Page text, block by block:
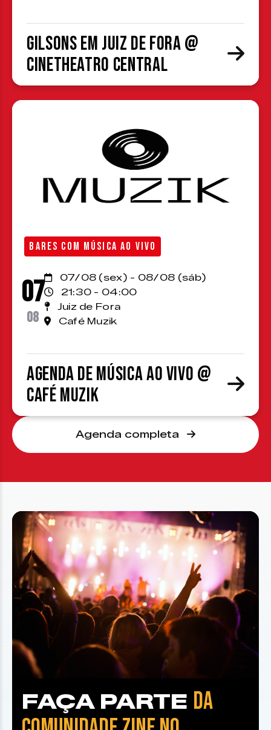
Gilsons em Juiz de Fora @
CineTheatro Central
BARES COM MÚSICA AO VIVO
07
08
07/08 (sex) - 08/08 (sáb)
21:30 - 04:00
Juiz de Fora
Café Muzik
Agenda de Música ao Vivo @
Café Muzik
Agenda completa
FAÇA PARTE DA